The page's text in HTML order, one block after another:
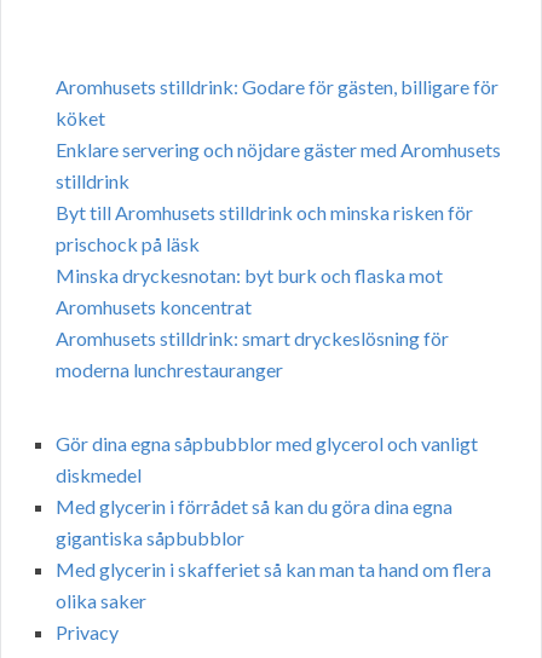
Aromhusets stilldrink: Godare för gästen, billigare för
köket
Enklare servering och nöjdare gäster med Aromhusets
stilldrink
Byt till Aromhusets stilldrink och minska risken för
prischock på läsk
Minska dryckesnotan: byt burk och flaska mot
Aromhusets koncentrat
Aromhusets stilldrink: smart dryckeslösning för
moderna lunchrestauranger
Gör dina egna såpbubblor med glycerol och vanligt
diskmedel
Med glycerin i förrådet så kan du göra dina egna
gigantiska såpbubblor
Med glycerin i skafferiet så kan man ta hand om flera
olika saker
Privacy